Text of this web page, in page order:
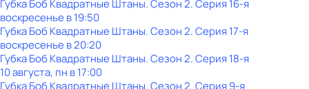
Губка Боб Квадратные Штаны. Сезон 2. Серия 16-я
воскресенье в19:50
Губка Боб Квадратные Штаны. Сезон 2. Серия 17-я
воскресенье в20:20
Губка Боб Квадратные Штаны. Сезон 2. Серия 18-я
10 августа, пн в 17:00
Губка Боб Квадратные Штаны. Сезон 2. Серия 9-я